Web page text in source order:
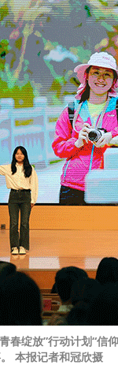
春绽放”行动计划“信
本报记者和冠欣摄